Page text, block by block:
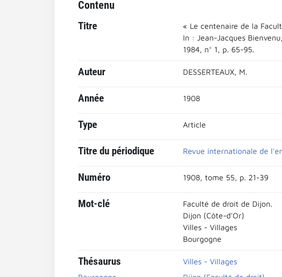
Contenu
Titre
« Le centenaire de la
In : Jean-Jacques
1984, n° 1, p. 65-95.
Auteur DESSERTEAUX, M.
Année 1908
Type Article
Titre du périodique Revue internationale de
Numéro 1908, tome 55, p. 21-39
Mot-clé
Faculté de droit de Dijon.
Dijon (Côte-d'Or)
Villes - Villages
Bourgogne
Thésaurus
Villes - Villages